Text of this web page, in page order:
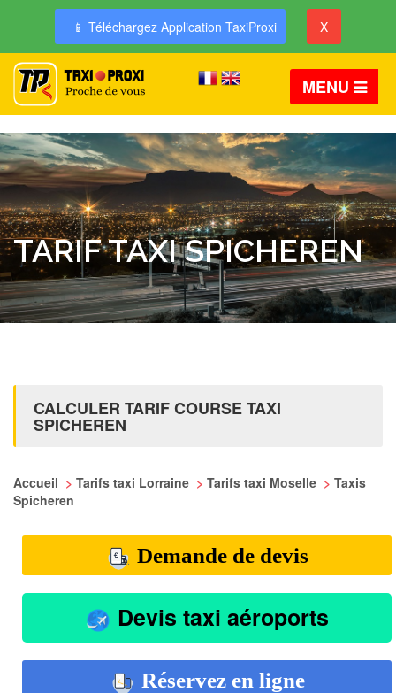
📱 Téléchargez Application TaxiProxi X
MENU
TARIF TAXI SPICHEREN
CALCULER TARIF COURSE TAXI
SPICHEREN
Accueil > Tarifs taxi Lorraine > Tarifs taxi Moselle > Taxis
Spicheren
Demande de devis
Devis taxi aéroports
Réservez en ligne